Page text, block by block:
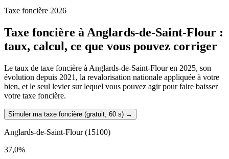
Taxe foncière 2026
Taxe foncière àAnglards-de-Saint-Flour :
taux, calcul, ce que vous pouvez corriger
Le taux de taxe foncière à Anglards-de-Saint-Flour en 2025, son
évolution depuis 2021, la revalorisation nationale appliquée à votre
bien, et le seul levier sur lequel vous pouvez agir pour faire baisser
votre taxe foncière.
Simuler ma taxe foncière (gratuit, 60 s) →
Anglards-de-Saint-Flour(15100)
37,0%